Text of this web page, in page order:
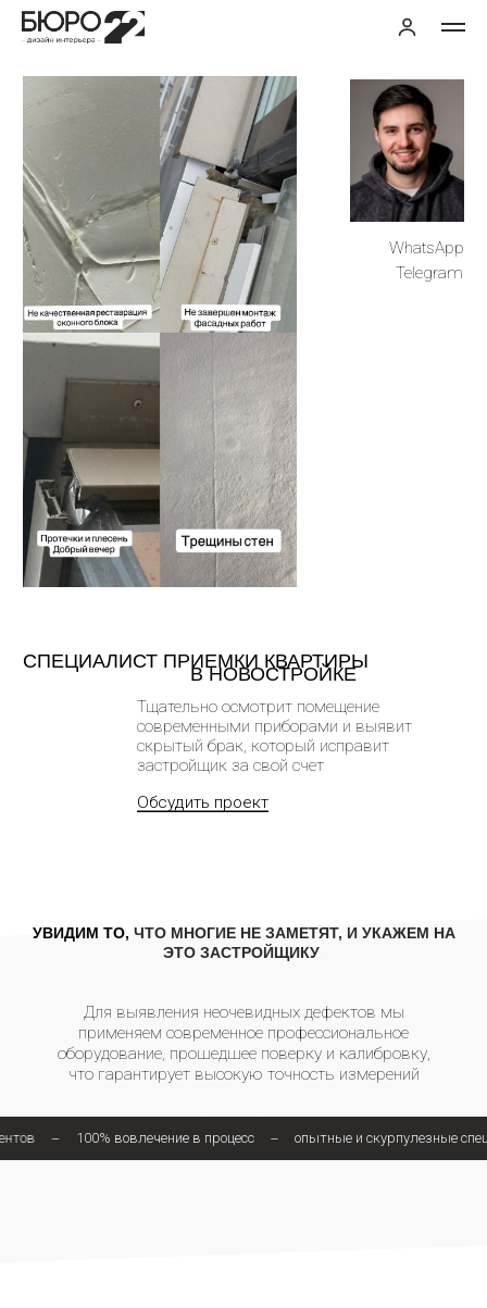
WhatsApp
Telegram
Обсудить проект
СПЕЦИАЛИСТ ПРИЕМКИ КВАРТИРЫ
В НОВОСТРОЙКЕ
Тщательно осмотрит помещение
современными приборами и выявит
скрытый брак, который исправит
застройщик за свой счет
УВИДИМ ТО,ЧТО МНОГИЕ НЕ ЗАМЕТЯТ, И УКАЖЕМ НА
ЭТО ЗАСТРОЙЩИКУ|
Для выявления неочевидных дефектов мы
применяем современное профессиональное
оборудование, прошедшее поверку и калибровку,
что гарантирует высокую точность измерений
100% вовлечение в процесс опытные и скурпулезные